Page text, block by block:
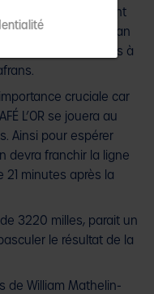
à nouveau à l’avant
Seagrio-Sogestran
don ! Sur ses talons à
cruciale car
L’OR se jouera au
Ainsi pour espérer
devra franchir la ligne
21 minutes après la
3220 milles, parait un
le résultat de la
de William Mathelin-